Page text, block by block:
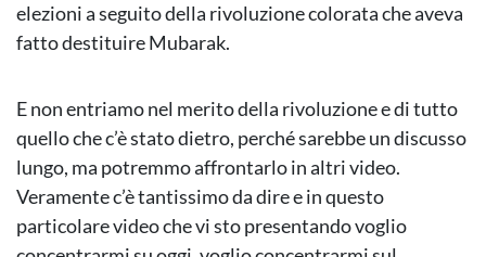
elezioni a seguito della rivoluzione colorata che aveva
fatto destituire Mubarak.
E non entriamo nel merito della rivoluzione e di tutto
quello che c’è stato dietro, perché sarebbe un discusso
lungo, ma potremmo affrontarlo in altri video.
Veramente c’è tantissimo da dire e in questo
particolare video che vi sto presentando voglio